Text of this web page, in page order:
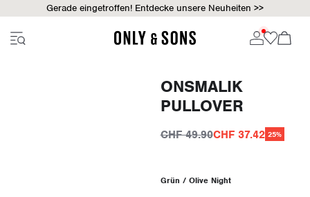
Gerade eingetroffen! Entdecke unsere Neuheiten >>
ONSMALIK
PULLOVER
CHF 49.90CHF 37.42 25%
Grün / Olive Night